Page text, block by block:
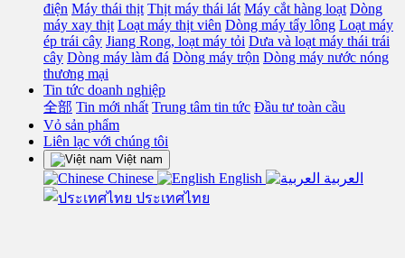
điện Máy thái thịt Thịt máy thái lát Máy cắt hàng loạt Dòng
máy xay thịt Loạt máy thịt viên Dòng máy tẩy lông Loạt máy
ép trái cây Jiang Rong, loạt máy tỏi Dưa và loạt máy thái trái
cây Dòng máy làm đá Dòng máy trộn Dòng máy nước nóng
thương mại
Tin tức doanh nghiệp
全部 Tin mới nhất Trung tâm tin tức Đầu tư toàn cầu
Vỏ sản phẩm
Liên lạc với chúng tôi
Việt nam
Chinese English
العربية
ประเทศไทย